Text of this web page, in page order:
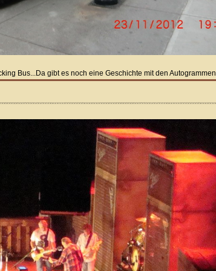
Bus...Da gibt es noch eine Geschichte mit den Autogrammen